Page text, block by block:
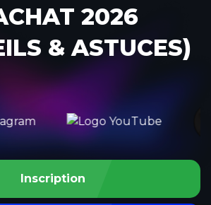
2026
& ASTUCES)
Inscription